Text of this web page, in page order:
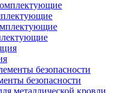
безопасности